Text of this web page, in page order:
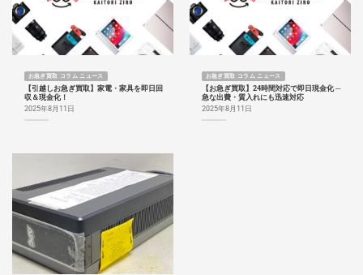
お急ぎ買取 コラム ニュース
【引越しお急ぎ買取】家電・家具を即日回
収＆現金化！
2025年8月11日
お急ぎ買取 コラム ニュース
【お急ぎ買取】24時間対応で即日現金化 ─
急な出費・質入れにも迅速対応
2025年8月11日